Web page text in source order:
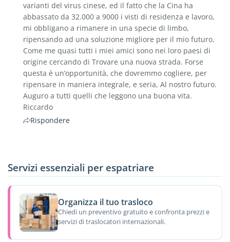
varianti del virus cinese, ed il fatto che la Cina ha
abbassato da 32.000 a 9000 i visti di residenza e lavoro,
mi obbligano a rimanere in una specie di limbo,
ripensando ad una soluzione migliore per il mio futuro.
Come me quasi tutti i miei amici sono nei loro paesi di
origine cercando di Trovare una nuova strada. Forse
questa è un’opportunità, che dovremmo cogliere, per
ripensare in maniera integrale, e seria, Al nostro futuro.
Auguro a tutti quelli che leggono una buona vita.
Riccardo
Rispondere
Servizi essenziali per espatriare
Organizza il tuo trasloco
Chiedi un preventivo gratuito e confronta prezzi e
servizi di traslocatori internazionali.